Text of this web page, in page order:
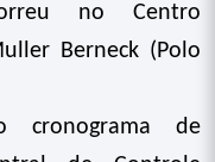
no Centro
Berneck (Polo
de